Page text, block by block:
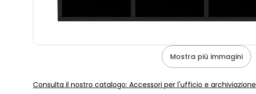
Mostra più immagini
Consulta il nostro catalogo: Accessori per l'ufficio e archiviazione